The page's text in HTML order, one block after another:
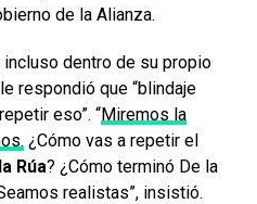
de la Alianza.
dentro de su propio
respondió que “blindaje
eso”. “Miremos la
¿Cómo vas a repetir el
Rúa? ¿Cómo terminó De la
realistas”, insistió.